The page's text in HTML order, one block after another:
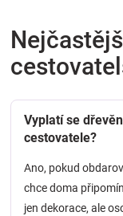
Vyplatí se
cestovatele?
Ano, pokud
chce doma
jen dekorace, ale